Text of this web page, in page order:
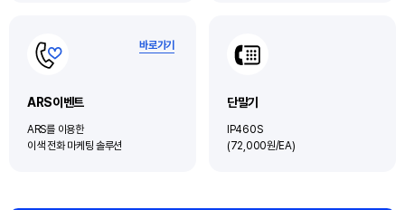
ARS이벤트
ARS를 이용한
이색 전화 마케팅 솔루션
바로가기
단말기
IP460S
(72,000원/EA)